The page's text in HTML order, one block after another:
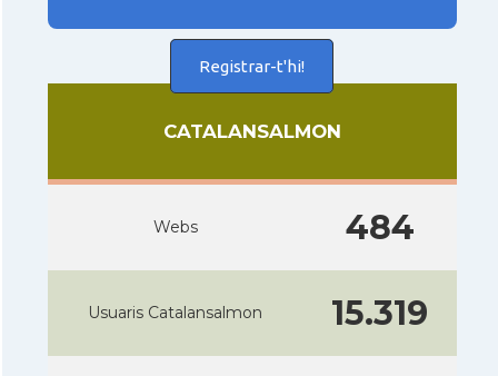
Registrar-t'hi!
CATALANSALMON
Webs 484
Usuaris Catalansalmon 15.319